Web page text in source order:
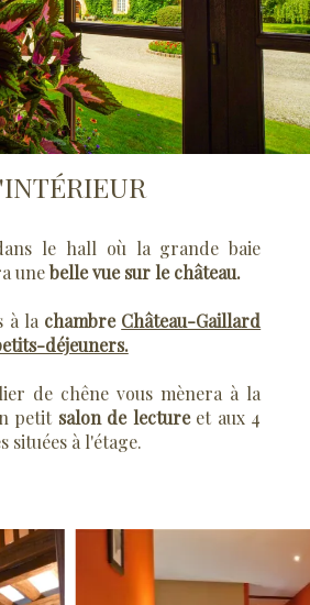
le hall où la grande baie
unebelle vue sur le château.
à la chambre Château-Gaillard
déjeuners.
de chêne vous mènera à la
petit salon de lectureet aux 4
situées à l'étage.